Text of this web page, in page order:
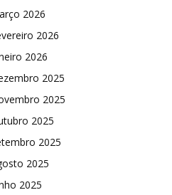
2026
2026
2026
2025
2025
2025
2025
2025
2025